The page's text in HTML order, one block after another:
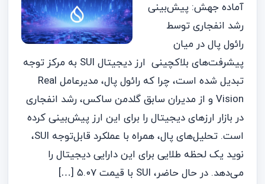
آماده جهش: پیش‌بینی
رشد انفجاری توسط
رائول پال در میان
پیشرفت‌های بلاکچینی ارز دیجیتال SUI به مرکز توجه
تبدیل شده است، چرا که رائول پال، مدیرعامل Real
Vision و از مدیران سابق گلدمن ساکس، رشد انفجاری
در بازار ارزهای دیجیتال را برای این ارز پیش‌بینی کرده
است. تحلیل‌های پال، همراه با عملکرد قابل‌توجه SUI،
نوید یک لحظه طلایی برای این دارایی دیجیتال را
می‌دهد. در حال حاضر، SUI با قیمت ۵.۰۷ […]